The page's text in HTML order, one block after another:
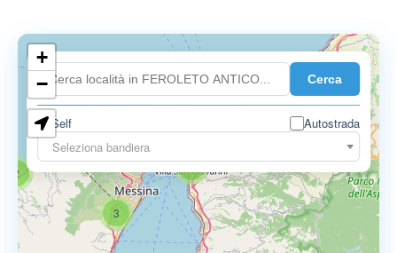
Cerca
Self
Autostrada
Seleziona bandiera
4
3
2
0.850 €
+
−